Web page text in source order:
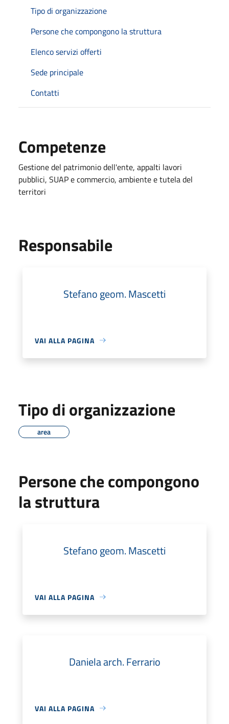
Tipo di organizzazione
Persone che compongono la struttura
Elenco servizi offerti
Sede principale
Contatti
Competenze
Gestione del patrimonio dell'ente, appalti lavori
pubblici, SUAP e commercio, ambiente e tutela del
territori
Responsabile
Stefano geom. Mascetti
VAI ALLA PAGINA
Tipo di organizzazione
area
Persone che compongono
la struttura
Stefano geom. Mascetti
VAI ALLA PAGINA
Daniela arch. Ferrario
VAI ALLA PAGINA